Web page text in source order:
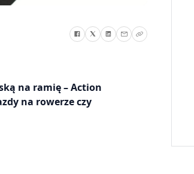
na ramię – Action
na rowerze czy